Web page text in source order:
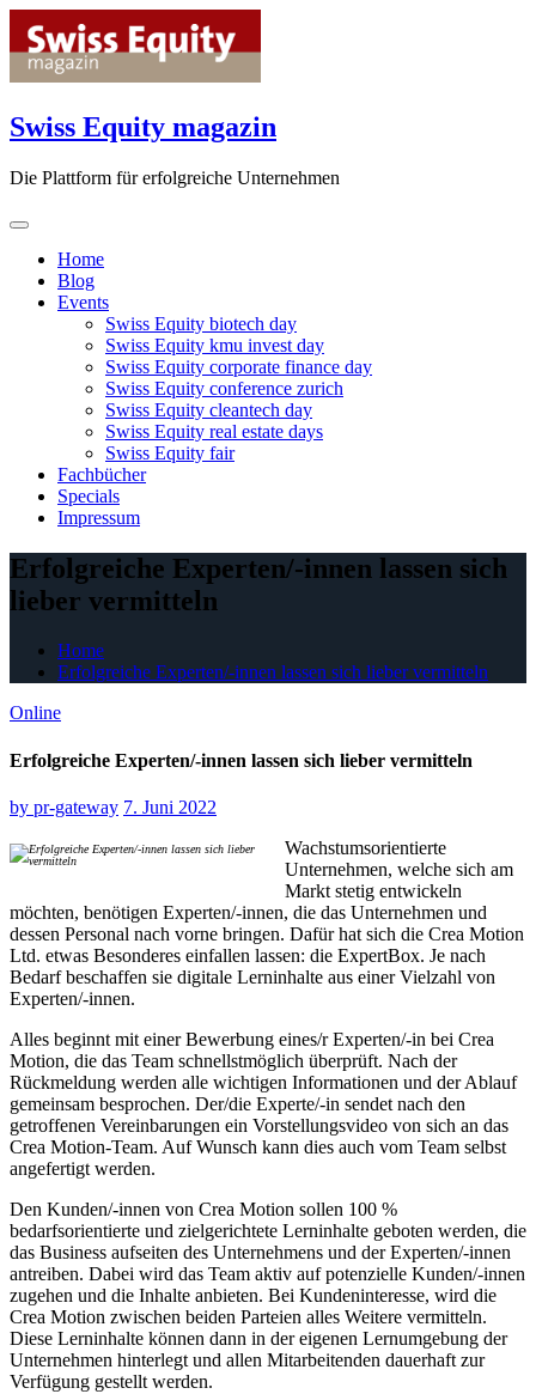
content
Swiss Equity magazin
Die Plattform für erfolgreiche Unternehmen
Home
Blog
Events
Swiss Equity biotech day
Swiss Equity kmu invest day
Swiss Equity corporate finance day
Swiss Equity conference zurich
Swiss Equity cleantech day
Swiss Equity real estate days
Swiss Equity fair
Fachbücher
Specials
Impressum
Erfolgreiche Experten/-innen lassen sich
lieber vermitteln
Home
Erfolgreiche Experten/-innen lassen sich lieber vermitteln
Online
Erfolgreiche Experten/-innen lassen sich lieber vermitteln
by pr-gateway 7. Juni 2022
Wachstumsorientierte
Unternehmen, welche sich am
Markt stetig entwickeln
möchten, benötigen Experten/-innen, die das Unternehmen und
dessen Personal nach vorne bringen. Dafür hat sich die Crea Motion
Ltd. etwas Besonderes einfallen lassen: die ExpertBox. Je nach
Bedarf beschaffen sie digitale Lerninhalte aus einer Vielzahl von
Experten/-innen.
Alles beginnt mit einer Bewerbung eines/r Experten/-in bei Crea
Motion, die das Team schnellstmöglich überprüft. Nach der
Rückmeldung werden alle wichtigen Informationen und der Ablauf
gemeinsam besprochen. Der/die Experte/-in sendet nach den
getroffenen Vereinbarungen ein Vorstellungsvideo von sich an das
Crea Motion-Team. Auf Wunsch kann dies auch vom Team selbst
angefertigt werden.
Den Kunden/-innen von Crea Motion sollen 100 %
bedarfsorientierte und zielgerichtete Lerninhalte geboten werden, die
das Business aufseiten des Unternehmens und der Experten/-innen
antreiben. Dabei wird das Team aktiv auf potenzielle Kunden/-innen
zugehen und die Inhalte anbieten. Bei Kundeninteresse, wird die
Crea Motion zwischen beiden Parteien alles Weitere vermitteln.
Diese Lerninhalte können dann in der eigenen Lernumgebung der
Unternehmen hinterlegt und allen Mitarbeitenden dauerhaft zur
Verfügung gestellt werden.